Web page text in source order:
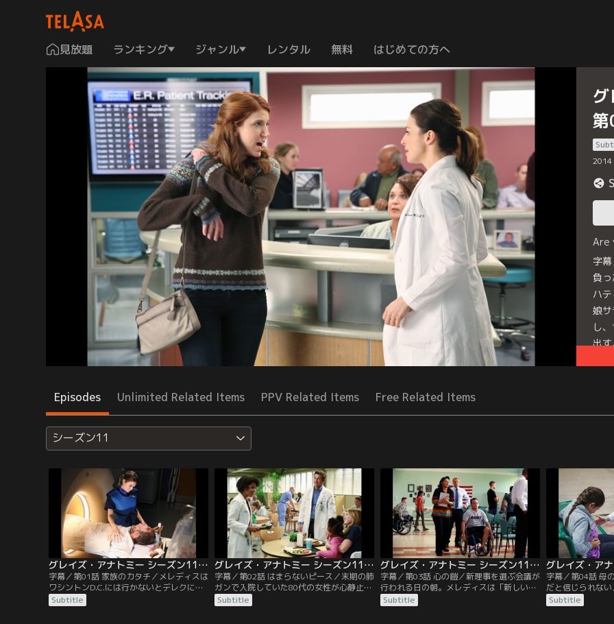
見放題 ランキング ジャンル レンタル 無料 はじめての方へ
2014
Are
字
負
ハ
娘
し
出
Episodes Unlimited Related Items PPV Related Items Free Related Items
シーズン11
グレイズ・アナトミー シーズン11 第01話／字幕
字幕／第01話 家族のカタチ／メレディスは
ワシントンD.C.には行かないとデレクに告
げたことを、アレックスに伝える。翌日、
彼女は砂漠で遭難した瀕死の男性のオペを
Subtitle
グレイズ・アナトミー シーズン11 第02話／字幕
字幕／第02話 はまらないピース／末期の肺
ガンで入院していた80代の女性が心静止状
態となり、駆けつけたマギーが蘇生に成功
した。母の延命を望んでいた娘はマギーに
Subtitle
グレイズ・アナトミー シーズン11 第03話／字幕
字幕／第03話 心の鎧／新理事を選ぶ会議が
行われる日の朝。メレディスは「新しい心
臓外科チーフが私の妹かも」と、アレック
スに打ち明ける。驚いたアレックスは、病
Subtitle
字幕／第04話 母
だと信じられな
がマギーを身ご
うとしていた。
Subtitle